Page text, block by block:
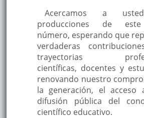
Acercamos a
producciones de
número, esperando que
verdaderas
trayectorias
científicas, docentes y
renovando nuestro
la generación, el acceso
difusión pública del
científico educativo.